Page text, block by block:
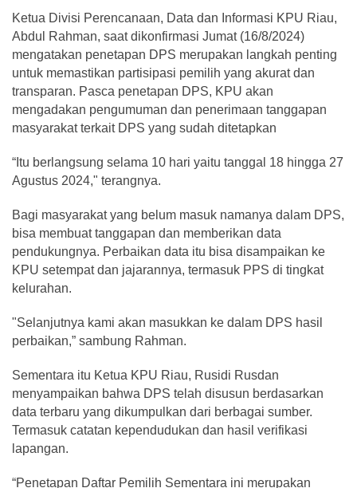
Ketua Divisi Perencanaan, Data dan Informasi KPU Riau,
Abdul Rahman, saat dikonfirmasi Jumat (16/8/2024)
mengatakan penetapan DPS merupakan langkah penting
untuk memastikan partisipasi pemilih yang akurat dan
transparan. Pasca penetapan DPS, KPU akan
mengadakan pengumuman dan penerimaan tanggapan
masyarakat terkait DPS yang sudah ditetapkan
“Itu berlangsung selama 10 hari yaitu tanggal 18 hingga 27
Agustus 2024," terangnya.
Bagi masyarakat yang belum masuk namanya dalam DPS,
bisa membuat tanggapan dan memberikan data
pendukungnya. Perbaikan data itu bisa disampaikan ke
KPU setempat dan jajarannya, termasuk PPS di tingkat
kelurahan.
"Selanjutnya kami akan masukkan ke dalam DPS hasil
perbaikan,” sambung Rahman.
Sementara itu Ketua KPU Riau, Rusidi Rusdan
menyampaikan bahwa DPS telah disusun berdasarkan
data terbaru yang dikumpulkan dari berbagai sumber.
Termasuk catatan kependudukan dan hasil verifikasi
lapangan.
“Penetapan Daftar Pemilih Sementara ini merupakan